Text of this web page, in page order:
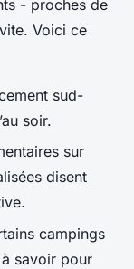
- proches de
Voici ce
sud-
soir.
sur
disent
campings
savoir pour